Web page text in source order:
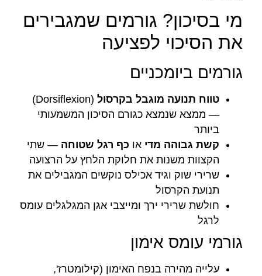
מי בסיכון? גורמים שמגבירים
את הסיכוי לפציעה
גורמים ביומכניים
טווח תנועה מוגבל בקרסול
(Dorsiflexion)
— ממצא שנמצא כגורם הסיכון המשמעותי
ביותר
קשת גבוהה מדי או כף רגל שטוחה — שתי
הקצוות משנות את חלוקת הלחץ על הרצועה
שרירי שוק וגיד אכילס נוקשים המגבילים את
תנועת הקרסול
חולשת שרירי ירך ומייצבי אגן המגלגלים עומס
לרגל
גורמי עומס אימון
עלייה מהירה בנפח האימון (קילומטרז',